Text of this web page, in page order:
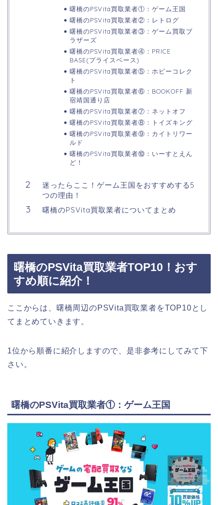
曙橋のPSVita買取業者①：ゲーム王国
曙橋のPSVita買取業者②：レトログ
曙橋のPSVita買取業者③：ゲーム買取ブ
ラザーズ
曙橋のPSVita買取業者④：PRICE
BASE(プライスベース)
曙橋のPSVita買取業者⑤：ホビーコレク
ト
曙橋のPSVita買取業者⑥：BOOKOFF 新
宿靖国通り店
曙橋のPSVita買取業者⑦：ネットオフ
曙橋のPSVita買取業者⑧：トイズキング
曙橋のPSVita買取業者⑨：カイトリワー
ルド
曙橋のPSVita買取業者⑩：いーすとえん
ど！
迷ったらここ！ゲーム王国をおすすめする5
つの理由！
曙橋のPSVita買取業者についてまとめ
曙橋のPSVita買取業者TOP10！おす
すめ順に紹介！
ここからは、曙橋周辺のPSVita買取業者をTOP10とし
てまとめていきます。
1位から順番に紹介しますので、是非参考にしてみて下
さい。
曙橋のPSVita買取業者①：ゲーム王国